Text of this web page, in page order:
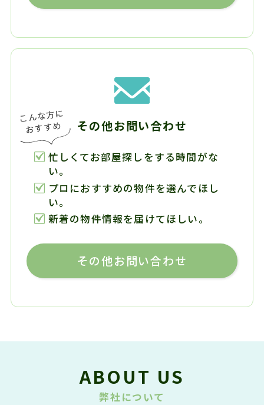
その他お問い合わせ
忙しくてお部屋探しをする時間がな
い。
プロにおすすめの物件を選んでほし
い。
新着の物件情報を届けてほしい。
その他お問い合わせ
ABOUT US
弊社について